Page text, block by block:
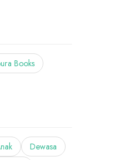
Books
Dewasa